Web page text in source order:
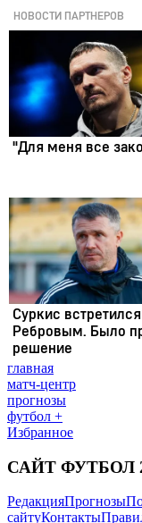
главная
матч-центр
прогнозы
футбол +
Избранное
САЙТ ФУТБОЛ
РедакцияПрогнозы
сайтуКонтакты